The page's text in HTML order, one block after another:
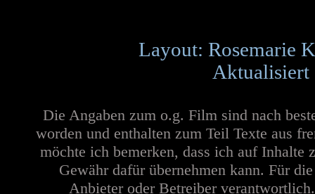
Layout: Rosemarie
Aktualisiert
Die Angaben zum o.g. Film sind nach
worden und enthalten zum Teil Texte aus
möchte ich bemerken, dass ich auf Inhalte
Gewähr dafür übernehmen kann. Für
Anbieter oder Betreiber